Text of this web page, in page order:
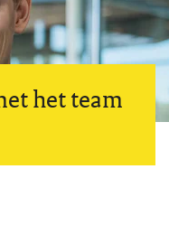
het team